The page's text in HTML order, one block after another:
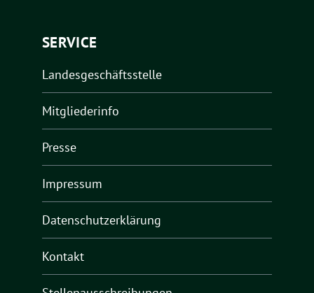
SERVICE
Landesgeschäftsstelle
Mitgliederinfo
Presse
Impressum
Datenschutzerklärung
Kontakt